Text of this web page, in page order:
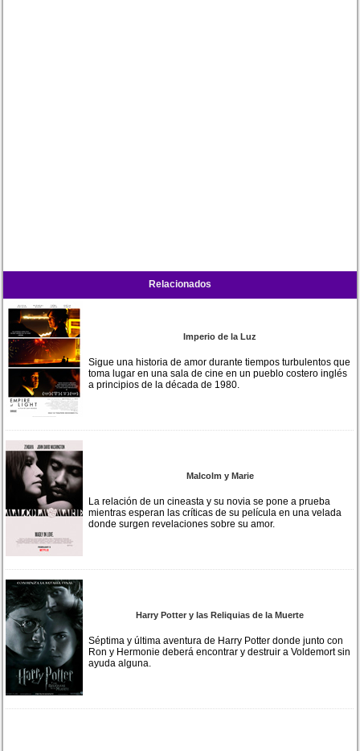
Relacionados
Imperio de la Luz
Sigue una historia de amor durante tiempos turbulentos que
toma lugar en una sala de cine en un pueblo costero inglés
a principios de la década de 1980.
Malcolm y Marie
La relación de un cineasta y su novia se pone a prueba
mientras esperan las críticas de su película en una velada
donde surgen revelaciones sobre su amor.
Harry Potter y las Reliquias de la Muerte
Séptima y última aventura de Harry Potter donde junto con
Ron y Hermonie deberá encontrar y destruir a Voldemort sin
ayuda alguna.